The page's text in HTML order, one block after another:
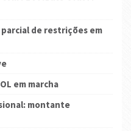
de restrições em
em marcha
montante